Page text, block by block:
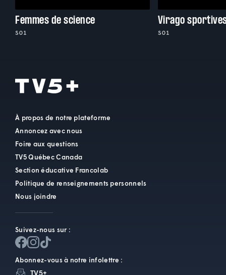
Femmes de science
S01
Virago
S01
À propos de notre plateforme
Annoncez avec nous
Foire aux questions
TV5 Québec Canada
Section éducative Francolab
Politique de renseignements personnels
Nous joindre
Suivez-nous sur :
Abonnez-vous à notre infolettre :
TV5+